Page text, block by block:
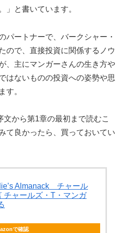
」と書いています。
パートナーで、バークシャー・
ので、直接投資に関係するノウ
、主にマンガーさんの生き方や
はないものの投資への姿勢や思
す。
から第1章の最初まで読むこ
て良かったら、買っておいてい
Almanack チャール
チャールズ・T・マンガ
で確認